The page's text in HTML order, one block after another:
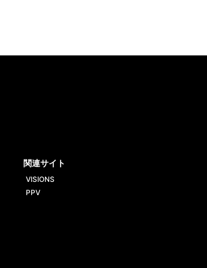
関連サイト
VISIONS
PPV